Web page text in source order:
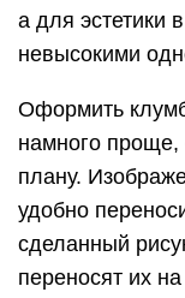
а для эстетики
невысокими
Оформить
намного проще,
плану.
удобно
сделанный
переносят их